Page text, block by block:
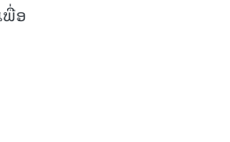
ພື່ອ